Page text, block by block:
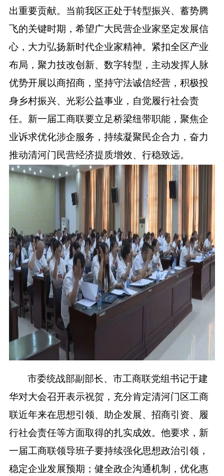
出重要贡献。当前我区正处于转型振兴、蓄势腾
飞的关键时期，希望广大民营企业家坚定发展信
心，大力弘扬新时代企业家精神。紧扣全区产业
布局，聚力技改创新、数字转型，主动发挥人脉
优势开展以商招商，坚持守法诚信经营，积极投
身乡村振兴、光彩公益事业，自觉履行社会责
任。新一届工商联要立足桥梁纽带职能，聚焦企
业诉求优化涉企服务，持续凝聚民企合力，奋力
推动清河门民营经济提质增效、行稳致远。
市委统战部副部长、市工商联党组书记于建
华对大会召开表示祝贺，充分肯定清河门区工商
联近年来在思想引领、助企发展、招商引资、履
行社会责任等方面取得的扎实成效。他要求，新
一届工商联领导班子要持续强化思想政治引领，
稳定企业发展预期；健全政企沟通机制，优化惠